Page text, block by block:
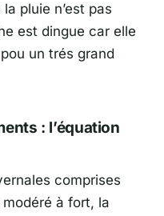
pluie n’est pas
est dingue car elle
un trés grand
: l’équation
comprises
à fort, la